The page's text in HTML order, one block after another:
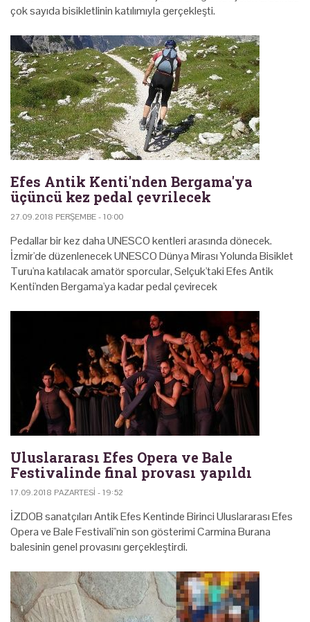
çok sayıda bisikletlinin katılımıyla gerçekleşti.
Efes Antik Kenti'nden Bergama'ya
üçüncü kez pedal çevrilecek
27.09.2018 PERŞEMBE - 10:00
Pedallar bir kez daha UNESCO kentleri arasında dönecek.
İzmir'de düzenlenecek UNESCO Dünya Mirası Yolunda Bisiklet
Turu'na katılacak amatör sporcular, Selçuk'taki Efes Antik
Kenti'nden Bergama'ya kadar pedal çevirecek
Uluslararası Efes Opera ve Bale
Festivalinde final provası yapıldı
17.09.2018 PAZARTESI - 19:52
İZDOB sanatçıları Antik Efes Kentinde Birinci Uluslararası Efes
Opera ve Bale Festivali"nin son gösterimi Carmina Burana
balesinin genel provasını gerçekleştirdi.